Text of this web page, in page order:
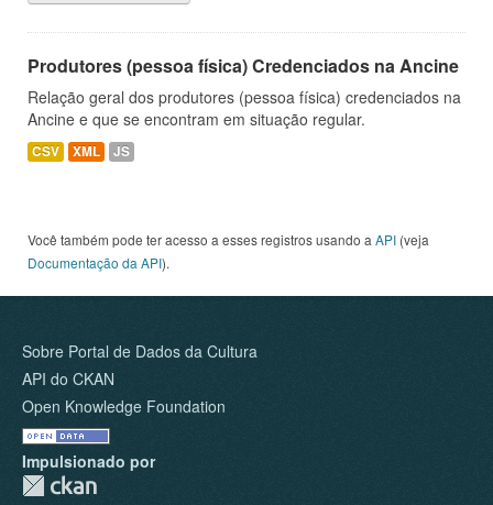
Produtores (pessoa física) Credenciados na Ancine
Relação geral dos produtores (pessoa física) credenciados na
Ancine e que se encontram em situação regular.
CSV XML JS
Você também pode ter acesso a esses registros usando a API (veja
Documentação da API).
Sobre Portal de Dados da Cultura
API do CKAN
Open Knowledge Foundation
Impulsionado por